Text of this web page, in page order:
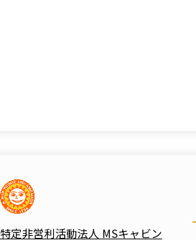
特定非営利活動法人 MSキャビン